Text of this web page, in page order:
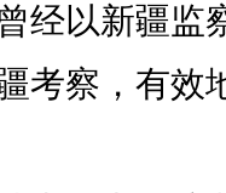
经以新疆监
考察，有效